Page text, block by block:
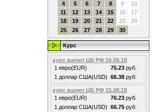
4
5 6 7 8 9
10
11
12 13 14 15 16
17
18
19 20 21 22 23
24
25
26 27 28 29 30
Курс
курс валют ЦБ РФ 16.08.18
1 евро(EUR)
75.23 руб.
1 доллар США(USD) 66.38 руб.
курс валют ЦБ РФ 15.08.18
1 евро(EUR)
76.23 руб.
1 доллар США(USD) 66.75 руб.